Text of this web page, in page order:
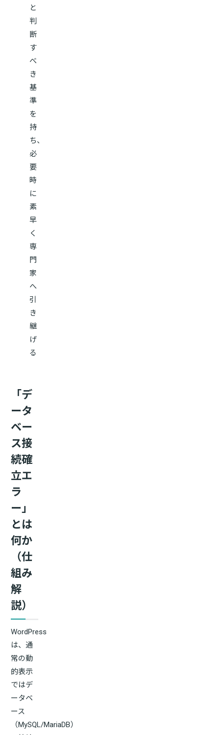
と
判
断
す
べ
き
基
準
を
持
ち、
必
要
時
に
素
早
く
専
門
家
へ
引
き
継
げ
る
「デ
ータ
ベー
ス接
続確
立エ
ラ
ー」
とは
何か
（仕
組み
解
説）
WordPress
は、通
常の動
的表示
ではデ
ータベ
ース
（MySQL/MariaDB）